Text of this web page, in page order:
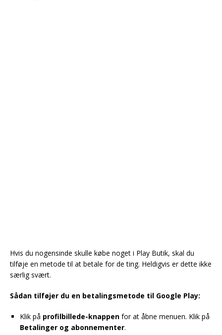
Hvis du nogensinde skulle købe noget i Play Butik, skal du
tilføje en metode til at betale for de ting. Heldigvis er dette ikke
særlig svært.
Sådan tilføjer du en betalingsmetode til Google Play:
Klik på profilbillede-knappen for at åbne menuen. Klik på
Betalinger og abonnementer.